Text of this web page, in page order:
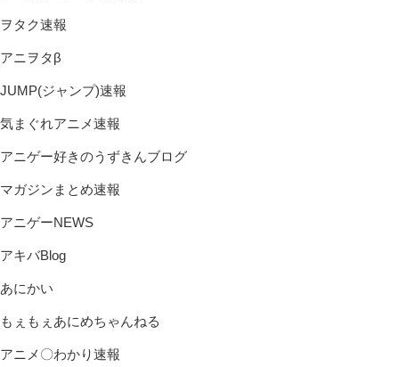
ヲタク速報
アニヲタβ
JUMP(ジャンプ)速報
気まぐれアニメ速報
アニゲー好きのうずきんブログ
マガジンまとめ速報
アニゲーNEWS
アキバBlog
あにかい
もぇもぇあにめちゃんねる
アニメ〇わかり速報